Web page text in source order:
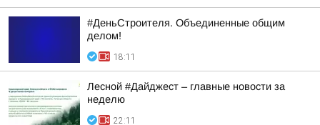
#ДеньСтроителя. Объединенные общим
делом!
18:11
Лесной #Дайджест – главные новости за
неделю
22:11